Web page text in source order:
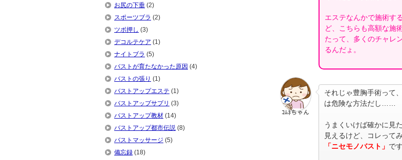
エステなんかで施術す
ど、こちらも高額な施
たって、多くのチャレ
るんだょ。
ｺﾑﾈちゃん
それじゃ豊胸手術って
は危険な方法だし……
うまくいけば確かに見
見えるけど、コレって
「ニセモノバスト」 で
お尻の下垂 (2)
スポーツブラ (2)
ツボ押し (3)
デコルテケア (1)
ナイトブラ (5)
バストが育たなかった原因 (4)
バストの張り (1)
バストアップエステ (1)
バストアップサプリ (3)
バストアップ教材 (14)
バストアップ都市伝説 (8)
バストマッサージ (5)
備忘録 (18)